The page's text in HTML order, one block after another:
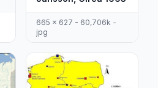
665 x 627 - 60,706k -
jpg